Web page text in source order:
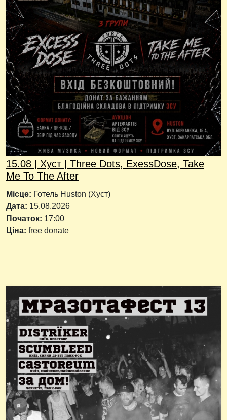
15.08 | Хуст | Three Dots, ExessDose, Take
Me To The After
Місце: Готель Huston (Хуст)
Дата: 15.08.2026
Початок: 17:00
Ціна: free donate